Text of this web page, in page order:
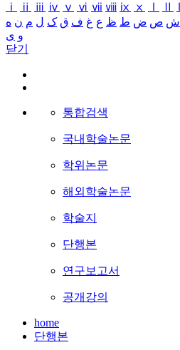
ⅰ
ⅱ ⅲ ⅳ ⅴ ⅵ ⅶ ⅷ ⅸ ⅹ
ش ص ض ط ظ ع غ ف ق ک ل م ن ه
و ی
닫기
통합검색
국내학술논문
학위논문
해외학술논문
학술지
단행본
연구보고서
공개강의
home
단행본